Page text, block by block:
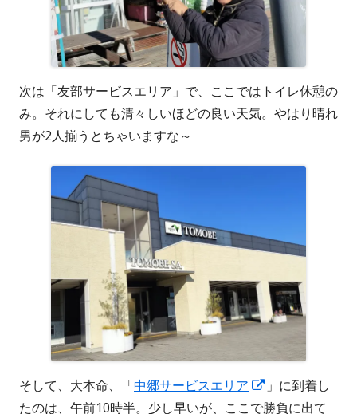
次は「友部サービスエリア」で、ここではトイレ休憩の
み。それにしても清々しいほどの良い天気。やはり晴れ
男が2人揃うとちゃいますな～
そして、大本命、「中郷サービスエリア
新
し
」に到着し
たのは、午前10時半。少し早いが、ここで勝負に出て